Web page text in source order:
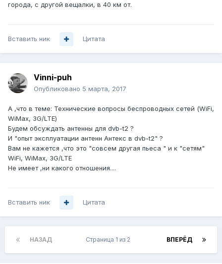
города, с другой вещалки, в 40 км от.
Вставить ник Цитата
Vinni-puh
Опубликовано 5 марта, 2017
А ,что в теме: Технические вопросы беспроводных сетей (WiFi,
WiMax, 3G/LTE)
Будем обсуждать антенны для dvb-t2 ?
И "опыт эксплуатации антенн Антекс в dvb-t2" ?
Вам не кажется ,что это "совсем другая пьеса " и к "сетям"
WiFi, WiMax, 3G/LTE
Не имеет ,ни какого отношения....
Вставить ник Цитата
НАЗАД ВПЕРЁД
Страница 1 из 2